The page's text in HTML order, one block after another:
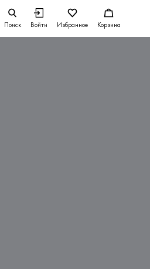
Поиск Войти Избранное Корзина